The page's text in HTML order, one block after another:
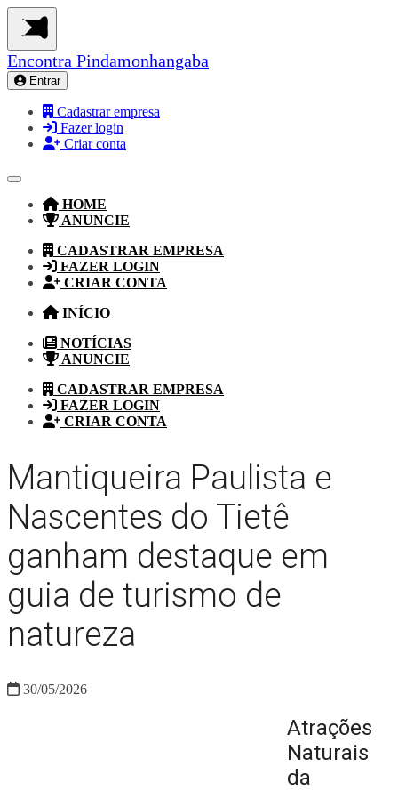
Encontra Pindamonhangaba
Entrar
Cadastrar empresa
Fazer login
Criar conta
HOME
ANUNCIE
CADASTRAR EMPRESA
FAZER LOGIN
CRIAR CONTA
INÍCIO
NOTÍCIAS
ANUNCIE
CADASTRAR EMPRESA
FAZER LOGIN
CRIAR CONTA
Mantiqueira Paulista e
Nascentes do Tietê
ganham destaque em
guia de turismo de
natureza
30/05/2026
Atrações
Naturais
da